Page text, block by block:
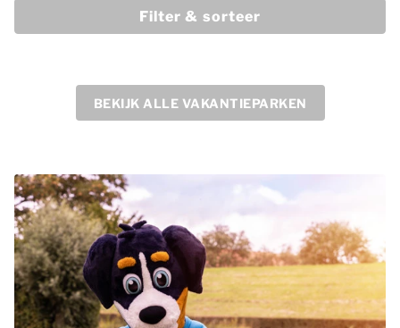
Filter & sorteer
BEKIJK ALLE VAKANTIEPARKEN